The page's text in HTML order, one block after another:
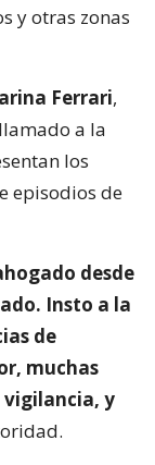
y otras zonas
Ferrari,
a la
los
episodios de
desde
Insto a la
de
muchas
vigilancia, y